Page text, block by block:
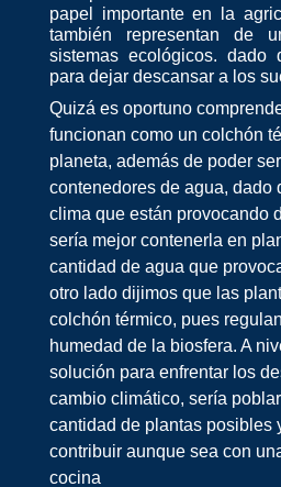
papel importante en la
también representan de
sistemas ecológicos. dado
para dejar descansar a los
Quizá es oportuno
funcionan como un colchón
planeta, además de poder
contenedores de agua,
clima que están provocando
sería mejor contenerla en
cantidad de agua que
otro lado dijimos que las
colchón térmico, pues
humedad de la biosfera. A
solución para enfrentar los
cambio climático, sería
cantidad de plantas posibles
contribuir aunque sea con
cocina